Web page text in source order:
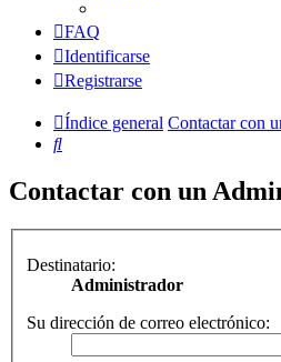
FAQ
Identificarse
Registrarse
Índice general Contactar con
Buscar
Contactar con un
Destinatario:
Administrador
Su dirección de correo electrónico: